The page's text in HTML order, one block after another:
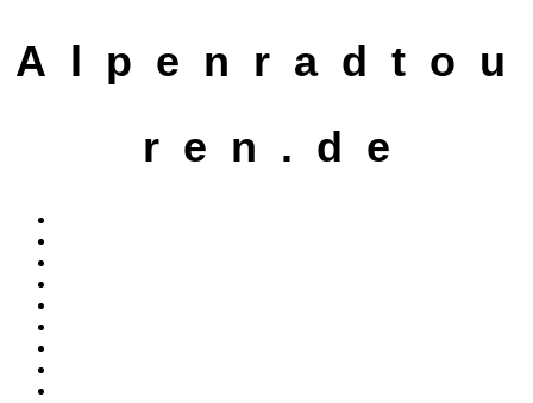
A l p e n r a d t o u
r e n . d e